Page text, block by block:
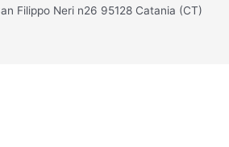
Filippo Neri n26 95128 Catania (CT)